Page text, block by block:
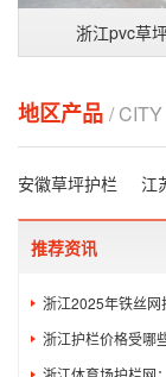
浙江pvc草
地区产品 / CITY
安徽草坪护栏 江
推荐资讯
浙江2025年铁丝网
浙江护栏价格受哪